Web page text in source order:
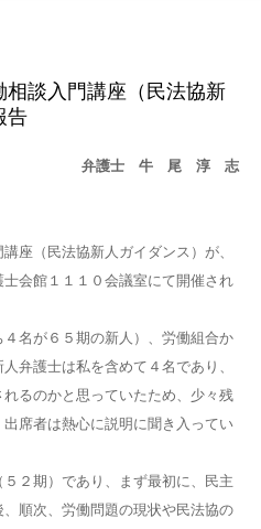
談入門講座（民法協新
告
弁護士 牛 尾 淳 志
座（民法協新人ガイダンス）が、
会館１１１０会議室にて開催され
名が６５期の新人）、労働組合か
弁護士は私を含めて４名であり、
るのかと思っていたため、少々残
席者は熱心に説明に聞き入ってい
２期）であり、まず最初に、民主
順次、労働問題の現状や民法協の